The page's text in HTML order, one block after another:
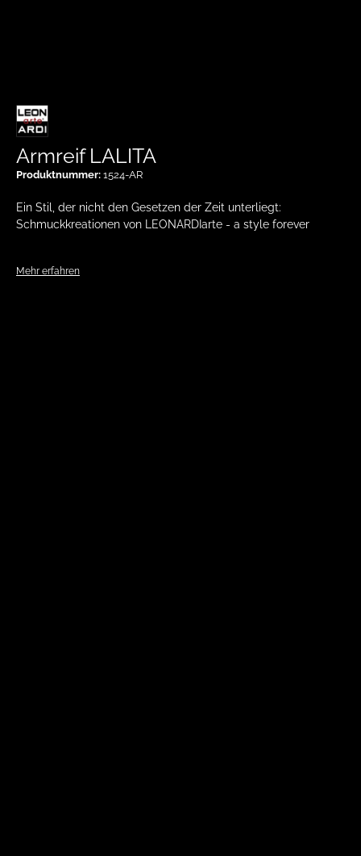
Ein Stil, der nicht den Gesetzen der Zeit unterliegt:
Schmuckkreationen von LEONARDIarte - a style forever
Mehr erfahren
Armreif LALITA
Produktnummer: 1524-AR